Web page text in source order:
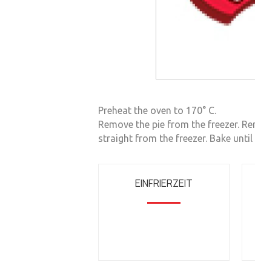
Preheat the oven to 170° C.
Remove the pie from the freezer.
straight from the freezer. Bake
EINFRIERZEIT